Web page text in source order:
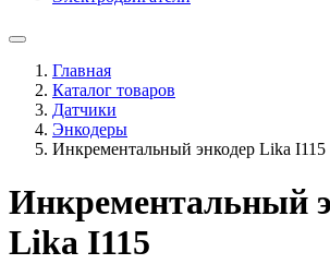
Главная
Каталог товаров
Датчики
Энкодеры
Инкрементальный энкодер Lika I115
Инкрементальный
Lika I115